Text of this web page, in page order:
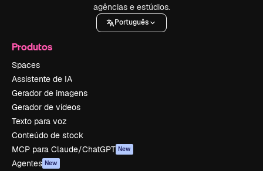
agências e estúdios.
Português
Produtos
Spaces
Assistente de IA
Gerador de imagens
Gerador de vídeos
Texto para voz
Conteúdo de stock
MCP para Claude/ChatGPT New
Agentes New